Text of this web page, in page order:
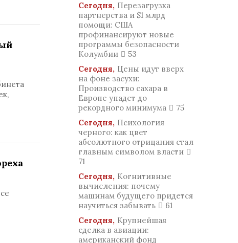
Сегодня, Перезагрузка
партнерства и $1 млрд
помощи: США
профинансируют новые
программы безопасности
Колумбии
53
Сегодня, Цены идут вверх
на фоне засухи:
Производство сахара в
Европе упадет до
рекордного минимума
75
Сегодня, Психология
черного: как цвет
абсолютного отрицания стал
главным символом власти
71
Сегодня, Когнитивные
вычисления: почему
машинам будущего придется
научиться забывать
61
Сегодня, Крупнейшая
сделка в авиации:
американский фонд